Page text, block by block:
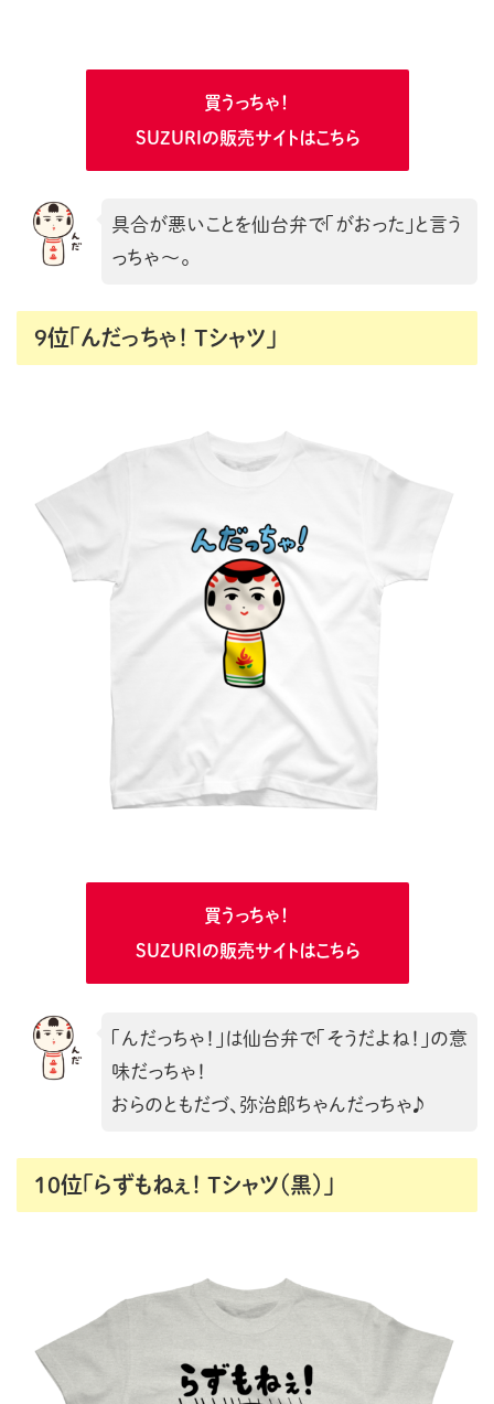
買うっちゃ！
SUZURIの販売サイトはこちら
具合が悪いことを仙台弁で「がおった」と言う
っちゃ〜。
9位「んだっちゃ！ Tシャツ」
買うっちゃ！
SUZURIの販売サイトはこちら
「んだっちゃ！」は仙台弁で「そうだよね！」の意
味だっちゃ！
おらのともだづ、弥治郎ちゃんだっちゃ♪
10位「らずもねぇ！ Tシャツ（黒）」